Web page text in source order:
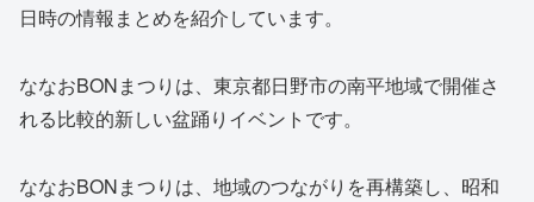
日時の情報まとめを紹介しています。
ななおBONまつりは、東京都日野市の南平地域で開催さ
れる比較的新しい盆踊りイベントです。
ななおBONまつりは、地域のつながりを再構築し、昭和